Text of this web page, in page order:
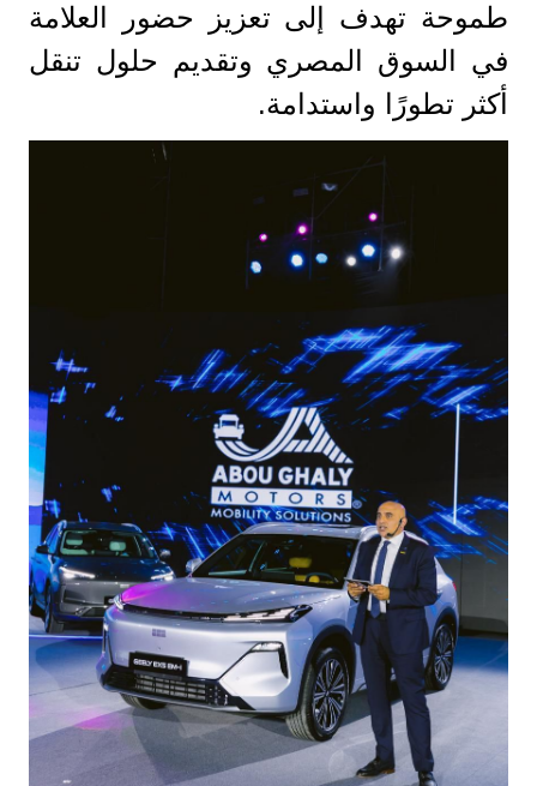
طموحة تهدف إلى تعزيز حضور العلامة
في السوق المصري وتقديم حلول تنقل
أكثر تطورًا واستدامة.